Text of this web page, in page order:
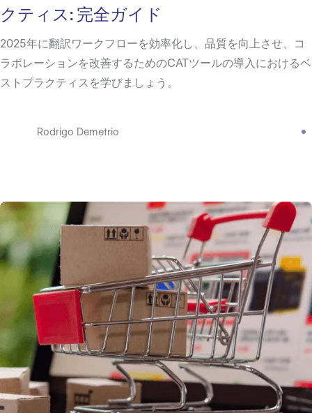
クティス: 完全ガイド
2025年に翻訳ワークフローを効率化し、品質を向上させ、コ
ラボレーションを改善するためのCATツールの導入におけるベ
ストプラクティスを学びましょう。
Rodrigo Demetrio